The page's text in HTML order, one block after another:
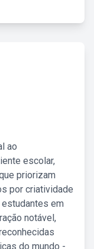
ao
escolar,
priorizam
por criatividade
em
notável,
do mundo -